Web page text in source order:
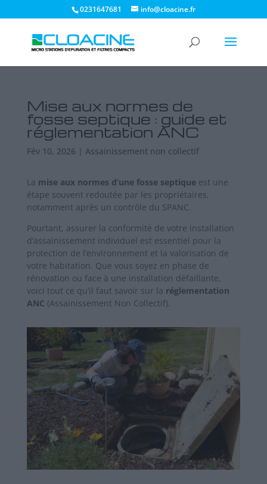
0231647681 info@cloacine.fr
Mise aux normes de
fosse septique : guide et
réglementation ANC
Fév 10, 2026 | Assainissement non collectif
La mise aux normes d’une fosse septiqueest une
étape souvent redoutée par les propriétaires,
notamment après un contrôle du SPANC.
Pourtant, assurer la conformité de votre installation
d’assainissement individuel est essentiel pour la
protection de l’environnement et la valorisation de
votre habitation. Que vous soyez en phase de
rénovation ou face à une installation défaillante,
voici tout ce qu’il faut savoir sur la réglementation
ANC (Assainissement Non Collectif).